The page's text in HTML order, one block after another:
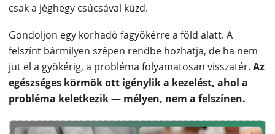
csak a jéghegy csúcsával küzd.
Gondoljon egy korhadó fagyökérre a föld alatt. A
felszínt bármilyen szépen rendbe hozhatja, de ha nem
jut el a gyökérig, a probléma folyamatosan visszatér. Az
egészséges körmök ott igénylik a kezelést, ahol a
probléma keletkezik — mélyen, nem a felszínen.